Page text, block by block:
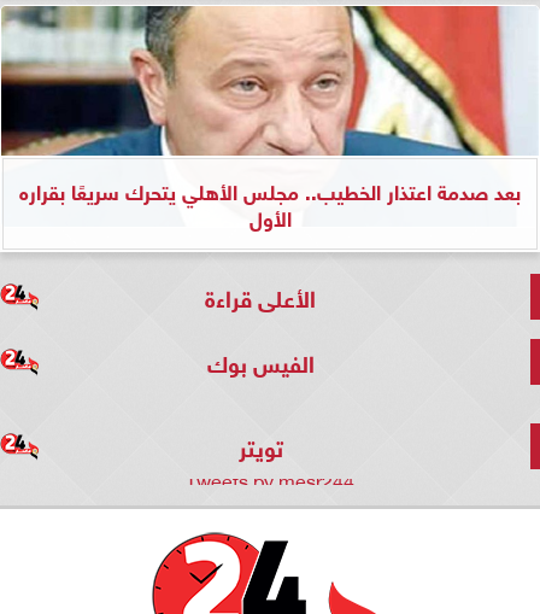
بعد صدمة اعتذار الخطيب.. مجلس الأهلي يتحرك سريعًا بقراره
الأول
الأعلى قراءة
الفيس بوك
تويتر
Tweets by mesr244